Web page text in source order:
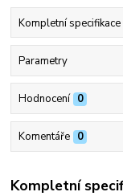
Kompletní specifikace
Parametry
Hodnocení 0
Komentáře 0
Kompletní